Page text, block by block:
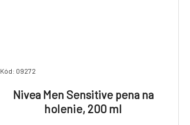
Kód: 09272
Nivea Men Sensitive pena na
holenie, 200 ml